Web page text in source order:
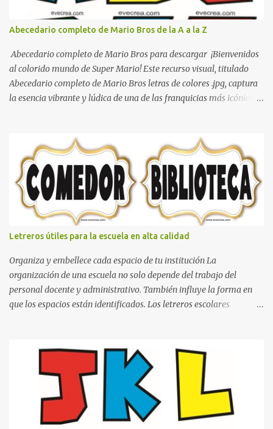
Abecedario completo de Mario Bros de la A a la Z
Abecedario completo de Mario Bros para descargar ¡Bienvenidos
al colorido mundo de Super Mario! Este recurso visual, titulado
Abecedario completo de Mario Bros letras de colores .jpg, captura
la esencia vibrante y lúdica de una de las franquicias más icónicas
tipografía clásica y robusta que los fans han reconocido por
décadas. En esta primera sección, el abecedario nos presenta:
Identidad Visual: Un diseño de bloques con bordes negros gruesos
que resaltan sobre cualquier fondo. Paleta de Colores: Una
secuencia dinámica que alterna entre el rojo de Mario, el verde de
Luigi, y los tonos azul y amarillo clásicos de los elementos del
juego. Contenido Actual: La imagen muestra la organización desde
la letra A hasta la M, estableciendo el estilo geométrico y divertido
que define a toda la colección. Primera parte del juego de letras
in...
Letreros útiles para la escuela en alta calidad
Organiza y embellece cada espacio de tu institución La
organización de una escuela no solo depende del trabajo del
personal docente y administrativo. También influye la forma en
que los espacios están identificados. Los letreros escolares
decorativo que hace que la institución luzca más ordenada,
moderna y acogedora. Pensando en esta necesidad, he diseñado
una colección de letreros útiles para la escuela con un estilo
elegante, fácil de leer y listo para imprimir en alta calidad. Su
diseño busca combinar funcionalidad y estética, logrando que
cualquier institución educativa proyecte una imagen más